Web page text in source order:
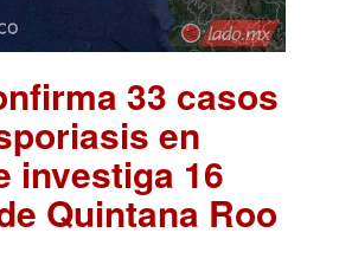
33 casos
en
investiga 16
Quintana Roo